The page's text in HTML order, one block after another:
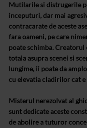
Mutilarile si distrugerile
inceputuri, dar mai
contracarate de aceste
fara oameni, pe care
poate schimba. Creatorul
totala asupra scenei si
lungime, ii poate da
cu elevatia cladirilor cat e
Misterul nerezolvat al
sunt dedicate aceste
de abolire a tuturor